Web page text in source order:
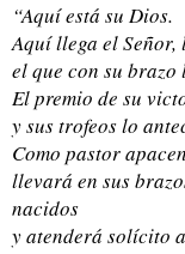
“Aquí está su Dios.
Aquí llega el Señor,
el que con su
El premio de su
y sus trofeos lo
Como pastor
llevará en sus
nacidos
y atenderá solícito a